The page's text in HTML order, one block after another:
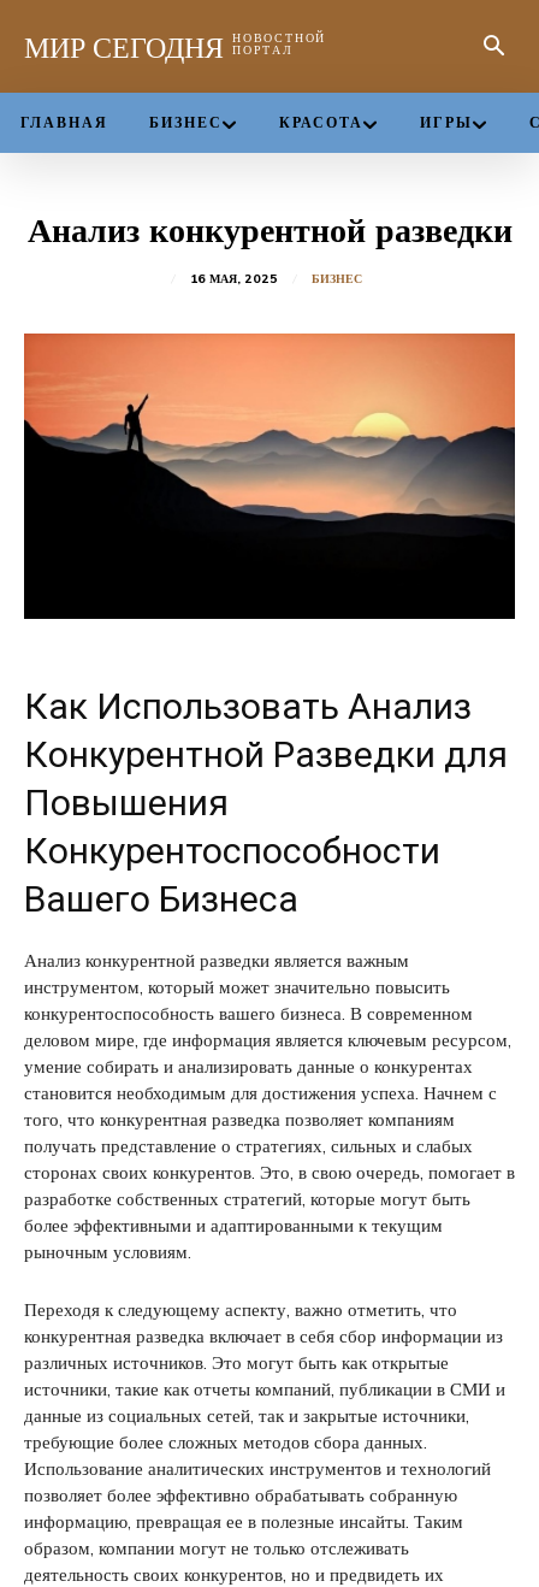
МИР СЕГОДНЯ НОВОСТНОЙ
ПОРТАЛ
ГЛАВНАЯ БИЗНЕС КРАСОТА ИГРЫ
Анализ конкурентной разведки
16 МАЯ, 2025 БИЗНЕС
Как Использовать Анализ
Конкурентной Разведки для
Повышения
Конкурентоспособности
Вашего Бизнеса
Анализ конкурентной разведки является важным
инструментом, который может значительно повысить
конкурентоспособность вашего бизнеса. В современном
деловом мире, где информация является ключевым ресурсом,
умение собирать и анализировать данные о конкурентах
становится необходимым для достижения успеха. Начнем с
того, что конкурентная разведка позволяет компаниям
получать представление о стратегиях, сильных и слабых
сторонах своих конкурентов. Это, в свою очередь, помогает в
разработке собственных стратегий, которые могут быть
более эффективными и адаптированными к текущим
рыночным условиям.
Переходя к следующему аспекту, важно отметить, что
конкурентная разведка включает в себя сбор информации из
различных источников. Это могут быть как открытые
источники, такие как отчеты компаний, публикации в СМИ и
данные из социальных сетей, так и закрытые источники,
требующие более сложных методов сбора данных.
Использование аналитических инструментов и технологий
позволяет более эффективно обрабатывать собранную
информацию, превращая ее в полезные инсайты. Таким
образом, компании могут не только отслеживать
деятельность своих конкурентов, но и предвидеть их